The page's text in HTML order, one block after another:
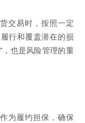
交易时，按照一定
行和覆盖潜在的损
，也是风险管理的重
为履约担保，确保